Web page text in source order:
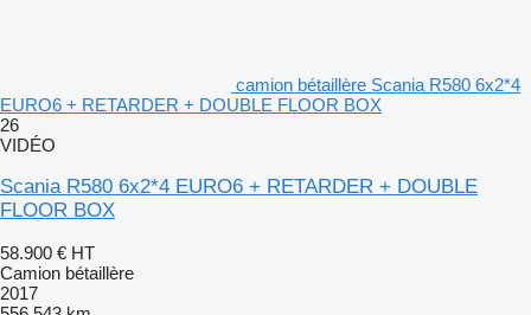
camion bétaillère Scania R580 6x2*4
EURO6 + RETARDER + DOUBLE FLOOR BOX
26
VIDÉO
Scania R580 6x2*4 EURO6 + RETARDER + DOUBLE
FLOOR BOX
58.900 € HT
Camion bétaillère
2017